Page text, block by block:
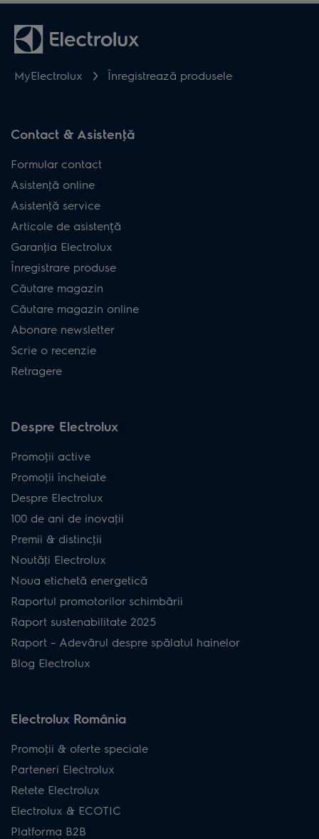
MyElectrolux Înregistrează produsele
Contact & Asistenţă
Formular contact
Asistenţă online
Asistenţă service
Articole de asistență
Garanţia Electrolux
Înregistrare produse
Căutare magazin
Căutare magazin online
Abonare newsletter
Scrie o recenzie
Retragere
Despre Electrolux
Promoţii active
Promoţii încheiate
Despre Electrolux
100 de ani de inovaţii
Premii & distincţii
Noutăţi Electrolux
Noua etichetă energetică
Raportul promotorilor schimbării
Raport sustenabilitate 2025
Raport – Adevărul despre spălatul hainelor
Blog Electrolux
Electrolux România
Promoţii & oferte speciale
Parteneri Electrolux
Retete Electrolux
Electrolux & ECOTIC
Platforma B2B